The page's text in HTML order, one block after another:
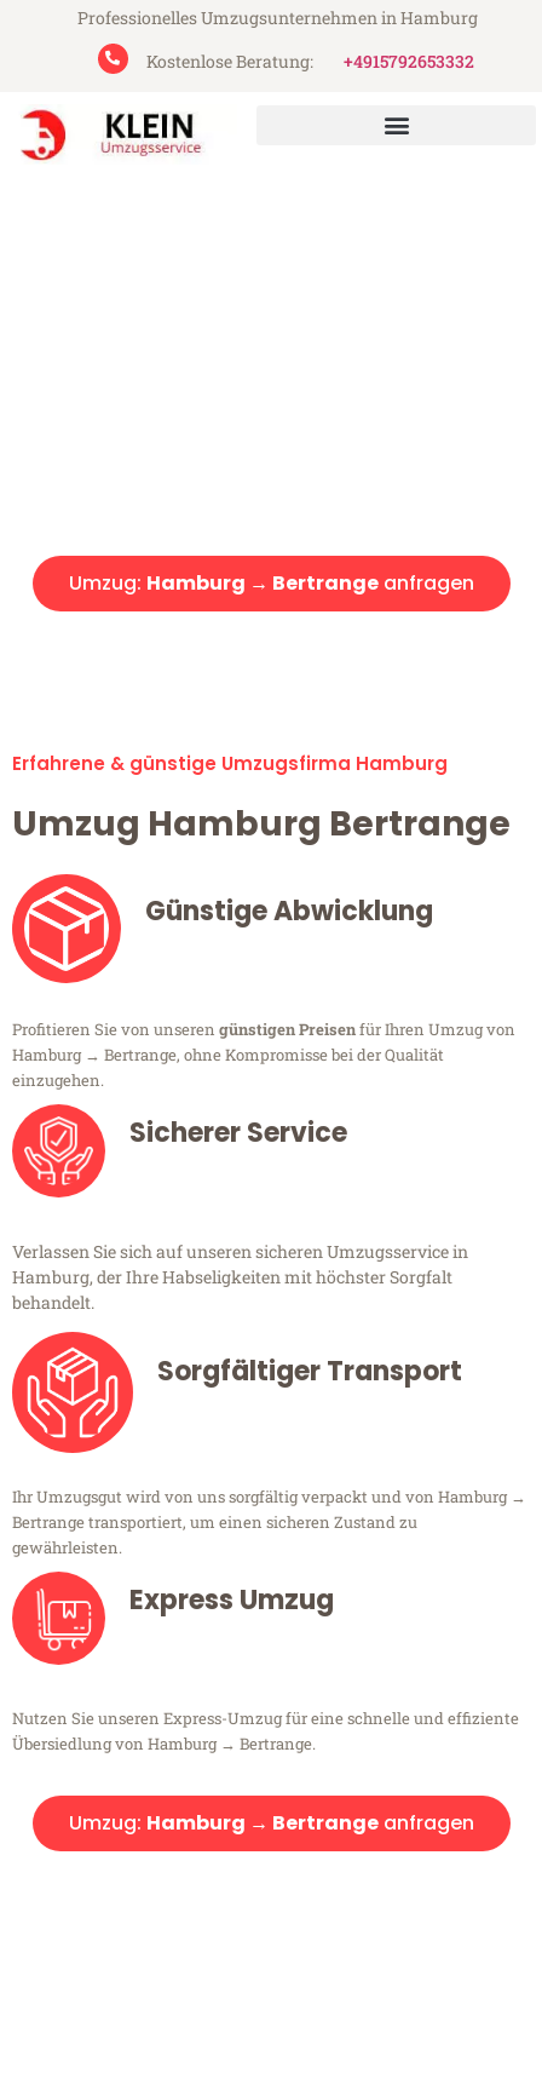
Professionelles Umzugsunternehmen in Hamburg
Kostenlose Beratung:
+4915792653332
Umzug: Hamburg → Bertrangeanfragen
Erfahrene & günstige Umzugsfirma Hamburg
Umzug Hamburg Bertrange
Günstige Abwicklung
Profitieren Sie von unseren günstigen Preisenfür Ihren Umzug von
Hamburg → Bertrange, ohne Kompromisse bei der Qualität
einzugehen.
Sicherer Service
Verlassen Sie sich auf unseren sicheren Umzugsservice in
Hamburg, der Ihre Habseligkeiten mit höchster Sorgfalt
behandelt.
Sorgfältiger Transport
Ihr Umzugsgut wird von uns sorgfältig verpackt und von Hamburg →
Bertrange transportiert, um einen sicheren Zustand zu
gewährleisten.
Express Umzug
Nutzen Sie unseren Express-Umzug für eine schnelle und effiziente
Übersiedlung von Hamburg → Bertrange.
Umzug: Hamburg → Bertrangeanfragen